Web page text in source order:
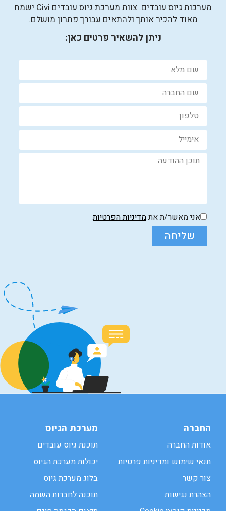
מערכות גיוס עובדים. צוות מערכת גיוס עובדים Civi ישמח
מאוד להכיר אותך ולהתאים עבורך פתרון מושלם.
ניתן להשאיר פרטים כאן:
אני מאשר/ת אתמדיניות הפרטיות
שליחה
החברה
אודות החברה
תנאי שימוש ומדיניות פרטיות
צור קשר
הצהרת נגישות
מערכת הגיוס
תוכנת גיוס עובדים
יכולות מערכת הגיוס
בלוג מערכת גיוס
תוכנה לחברות השמה